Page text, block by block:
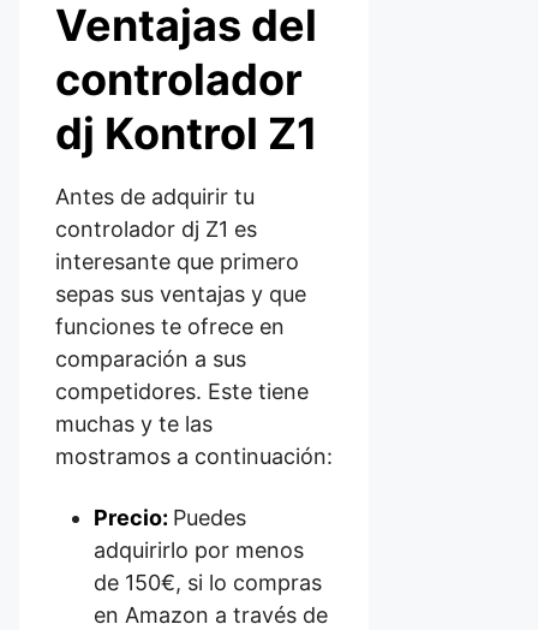
Ventajas del
controlador
dj Kontrol Z1
Antes de adquirir tu
controlador dj Z1 es
interesante que primero
sepas sus ventajas y que
funciones te ofrece en
comparación a sus
competidores. Este tiene
muchas y te las
mostramos a continuación:
Precio: Puedes
adquirirlo por menos
de 150€, si lo compras
en Amazon a través de